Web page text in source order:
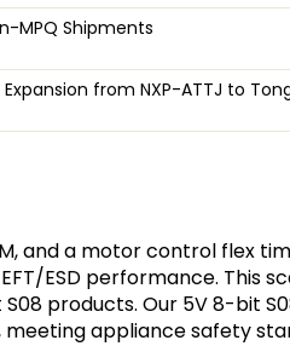
MPQ Shipments
from NXP-ATTJ to
and a motor control flex
ESD performance. This
products. Our 5V 8-bit
appliance safety